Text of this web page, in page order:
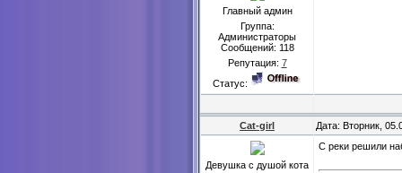
Главный админ
Группа:
Администраторы
Сообщений: 118
Репутация: 7
Статус:
Cat-girl Дата: Вторник,
Девушка с душой кота
С реки решили